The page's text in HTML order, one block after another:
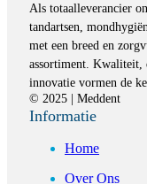
Als totaalleverancier
tandartsen,
met een breed en
assortiment. Kwaliteit,
innovatie vormen de
© 2025 | Meddent
Informatie
Home
Over Ons